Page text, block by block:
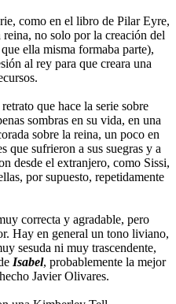
como en el libro de Pilar Eyre,
no solo por la creación del
ella misma formaba parte),
al rey para que creara una
que hace la serie sobre
sombras en su vida, en una
sobre la reina, un poco en
que sufrieron a sus suegras y a
desde el extranjero, como Sissi,
por supuesto, repetidamente
correcta y agradable, pero
Hay en general un tono liviano,
sesuda ni muy trascendente,
Isabel, probablemente la mejor
Javier Olivares.